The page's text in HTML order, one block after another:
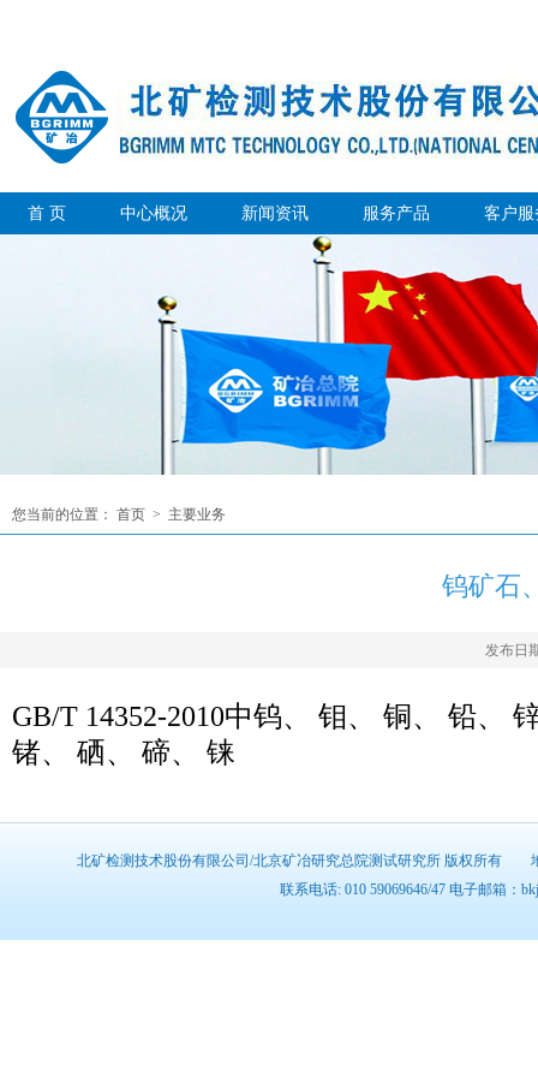
首 页 中心概况 新闻资讯 服务产品 客户服
您当前的位置： 首页 > 主要业务
钨矿石
发布日
GB/T 14352-2010中钨、 钼、 铜、 铅、
锗、 硒、 碲、 铼
北矿检测技术股份有限公司/北京矿冶研究总院测试研究所 版权所有
联系电话: 010 59069646/47 电子邮箱：